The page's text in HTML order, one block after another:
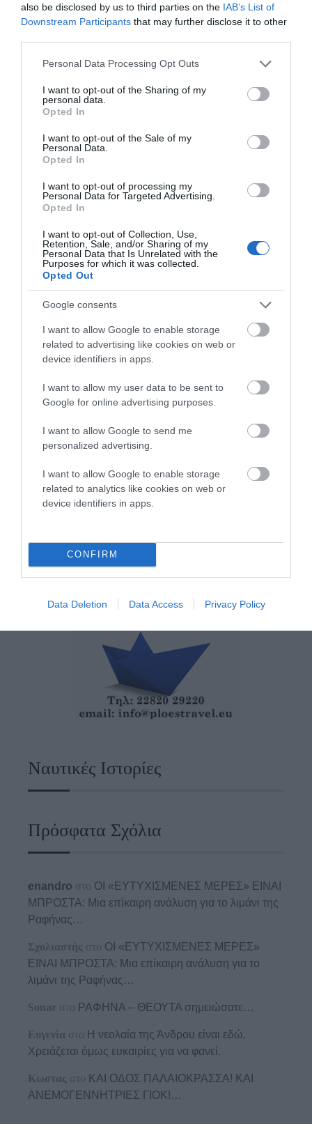
also be disclosed by us to third parties on the IAB’s List of
Downstream Participants that may further disclose it to other
Please note that this website/app uses one or more Google
not limited to your visit or usage behaviour. You may click to
grant or deny consent to Google and its third-party tags to
use your data for below specified purposes in below Google
consent section.
Personal Data Processing Opt Outs
I want to opt-out of the Sharing of my
personal data.
Opted In
I want to opt-out of the Sale of my
Personal Data.
Opted In
I want to opt-out of processing my
Personal Data for Targeted Advertising.
Opted In
I want to opt-out of Collection, Use,
Retention, Sale, and/or Sharing of my
Personal Data that Is Unrelated with the
Purposes for which it was collected.
Opted Out
Google consents
I want to allow Google to enable storage
related to advertising like cookies on web or
device identifiers in apps.
I want to allow my user data to be sent to
Google for online advertising purposes.
I want to allow Google to send me
personalized advertising.
I want to allow Google to enable storage
related to analytics like cookies on web or
device identifiers in apps.
CONFIRM
Data Deletion Data Access Privacy Policy
Πρόσφατα Άρθρα
ΟΙ «ΕΥΤΥΧΙΣΜΕΝΕΣ
ΜΕΡΕΣ» ΕΙΝΑΙ ΜΠΡΟΣΤΑ:
Μια επίκαιρη ανάλυση για
06/08/2026
06/08/2026
Η νεολαία της Άνδρου είναι
εδώ. Χρειάζεται όμως
Η Φιλαρμονική του
Μουσικού Συλλόγου
μοναδικό Γιώργο Κατσαρό
05/08/2026
ΡΑΦΗΝΑ – ΘΕΟΥΤΑ
σημειώσατε…
Ναυτικές Ιστορίες
Πρόσφατα Σχόλια
enandro στο ΟΙ «ΕΥΤΥΧΙΣΜΕΝΕΣ ΜΕΡΕΣ» ΕΙΝΑΙ
ΜΠΡΟΣΤΑ: Μια επίκαιρη ανάλυση για το λιμάνι της
Ραφήνας…
Σχολιαστής στο ΟΙ «ΕΥΤΥΧΙΣΜΕΝΕΣ ΜΕΡΕΣ»
ΕΙΝΑΙ ΜΠΡΟΣΤΑ: Μια επίκαιρη ανάλυση για το
λιμάνι της Ραφήνας…
Sonar στο ΡΑΦΗΝΑ – ΘΕΟΥΤΑ σημειώσατε…
Ευγενία στο Η νεολαία της Άνδρου είναι εδώ.
Χρειάζεται όμως ευκαιρίες για να φανεί.
Κωστας στο ΚΑΙ ΟΔΟΣ ΠΑΛΑIΟΚΡΑΣΣΑ! ΚΑΙ
ΑΝΕΜΟΓΕΝΝΗΤΡΙΕΣ ΓΙΟΚ!…